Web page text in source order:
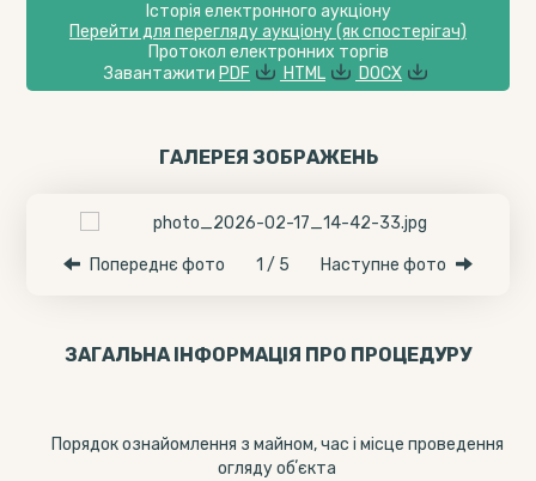
Історія електронного аукціону
Перейти для перегляду аукціону (як спостерігач)
Протокол електронних торгів
Завантажити PDF HTML DOCX
ГАЛЕРЕЯ ЗОБРАЖЕНЬ
Попереднє фото 1 / 5 Наступне фото
ЗАГАЛЬНА ІНФОРМАЦІЯ ПРО ПРОЦЕДУРУ
Порядок ознайомлення з майном, час і місце проведення
огляду обʼєкта